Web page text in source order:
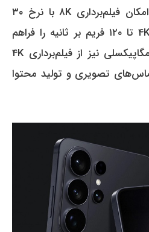
شده است. این مجموعه امکان فیلم‌برداری 8K با نرخ ۳۰
فریم بر ثانیه و همچنین 4K تا ۱۲۰ فریم بر ثانیه را فراهم
می‌کند. دوربین سلفی ۱۲ مگاپیکسلی نیز از فیلم‌برداری 4K
تصویری و تولید محتوا